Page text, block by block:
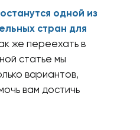
одной из
стран для
же переехать в
статье мы
вариантов,
вам достичь